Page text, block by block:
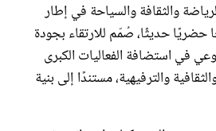
والثقافة والسياحة في إطار
حديثًا، صُمّم للارتقاء بجودة
في استضافة الفعاليات الكبرى
والترفيهية، مستندًا إلى بنية